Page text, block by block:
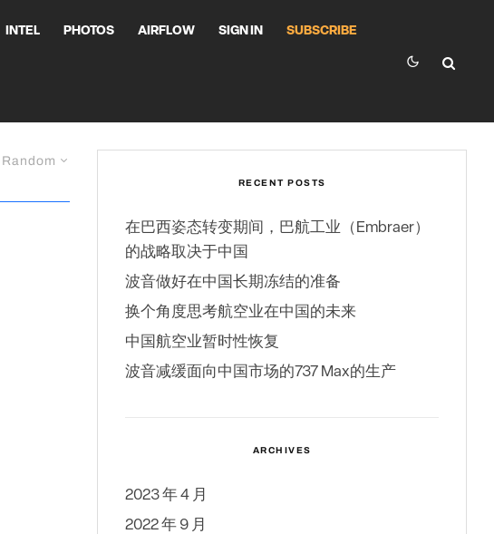
INTEL PHOTOS AIRFLOW SIGN IN SUBSCRIBE
Random
RECENT POSTS
在巴西姿态转变期间，巴航工业（Embraer）
的战略取决于中国
波音做好在中国长期冻结的准备
换个角度思考航空业在中国的未来
中国航空业暂时性恢复
波音减缓面向中国市场的737 Max的生产
ARCHIVES
2023 年 4 月
2022 年 9 月